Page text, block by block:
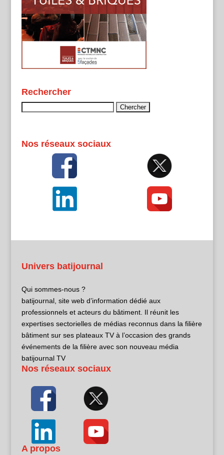
Rechercher
Nos réseaux sociaux
Univers batijournal
Qui sommes-nous ?
batijournal, site web d’information dédié aux
professionnels et acteurs du bâtiment. Il réunit les
expertises sectorielles de médias reconnus dans la filière
bâtiment sur ses plateaux TV à l’occasion des grands
événements de la filière avec son nouveau média
batijournal TV
Nos réseaux sociaux
A propos